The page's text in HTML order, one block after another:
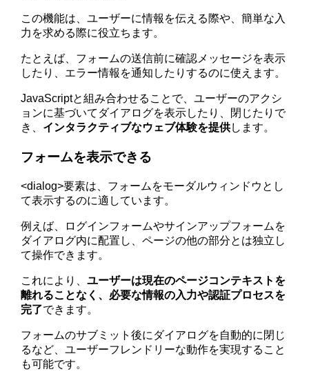
この機能は、ユーザーに情報を伝える際や、簡単な入
力を求める際に役立ちます。
たとえば、フォームの送信前に確認メッセージを表示
したり、エラー情報を通知したりするのに使えます。
JavaScriptと組み合わせることで、ユーザーのアクシ
ョンに基づいてダイアログを表示したり、閉じたりで
き、 インタラクティブなウェブ体験を提供します。
フォームを表示できる
<dialog>要素は、フォームをモーダルウィンドウとし
て表示するのに適しています。
例えば、ログインフォームやサインアップフォームを
ダイアログ内に配置し、ページの他の部分とは独立し
て操作できます。
これにより、ユーザーは現在のページコンテキストを
離れることなく、必要な情報の入力や認証プロセスを
完了できます。
フォームのサブミット後にダイアログを自動的に閉じ
るなど、ユーザーフレンドリーな動作を実現すること
も可能です。